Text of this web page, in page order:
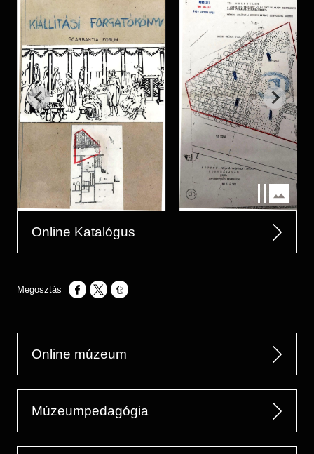
Opens in a new window
Opens in a new window
Opens in a new window
Online Katalógus
Online múzeum
Múzeumpedagógia